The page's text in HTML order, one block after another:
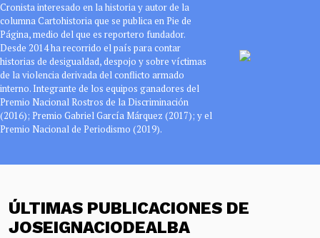
Cronista interesado en la historia y autor de la
columna Cartohistoria que se publica en Pie de
Página, medio del que es reportero fundador.
Desde 2014 ha recorrido el país para contar
historias de desigualdad, despojo y sobre víctimas
de la violencia derivada del conflicto armado
interno. Integrante de los equipos ganadores del
Premio Nacional Rostros de la Discriminación
(2016); Premio Gabriel García Márquez (2017); y el
Premio Nacional de Periodismo (2019).
ÚLTIMAS PUBLICACIONES DE
JOSEIGNACIODEALBA